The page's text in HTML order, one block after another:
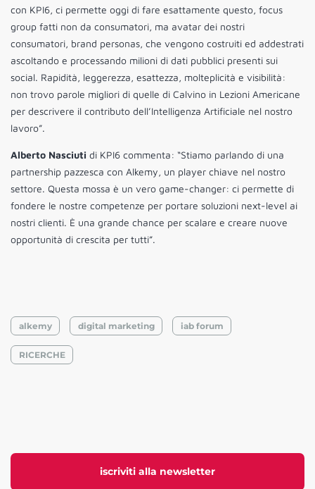
iscriviti alla newsletter
con KPI6, ci permette oggi di fare esattamente questo, focus
group fatti non da consumatori, ma avatar dei nostri
consumatori, brand personas, che vengono costruiti ed addestrati
ascoltando e processando milioni di dati pubblici presenti sui
social. Rapidità, leggerezza, esattezza, molteplicità e visibilità:
non trovo parole migliori di quelle di Calvino in Lezioni Americane
per descrivere il contributo dell’Intelligenza Artificiale nel nostro
lavoro”.
Alberto Nasciuti di KPI6 commenta: “Stiamo parlando di una
partnership pazzesca con Alkemy, un player chiave nel nostro
settore. Questa mossa è un vero game-changer: ci permette di
fondere le nostre competenze per portare soluzioni next-level ai
nostri clienti. È una grande chance per scalare e creare nuove
opportunità di crescita per tutti”.
alkemy digital marketing iab forum
RICERCHE